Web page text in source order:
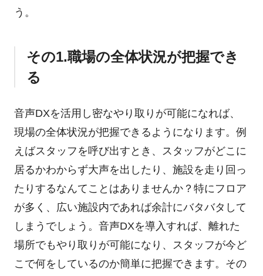
う。
その1.職場の全体状況が把握でき
る
音声DXを活用し密なやり取りが可能になれば、
現場の全体状況が把握できるようになります。例
えばスタッフを呼び出すとき、スタッフがどこに
居るかわからず大声を出したり、施設を走り回っ
たりするなんてことはありませんか？特にフロア
が多く、広い施設内であれば余計にバタバタして
しまうでしょう。音声DXを導入すれば、離れた
場所でもやり取りが可能になり、スタッフが今ど
こで何をしているのか簡単に把握できます。その